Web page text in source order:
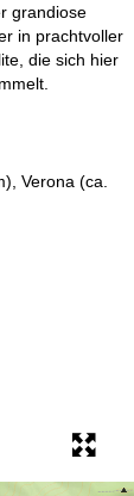
grandiose
in prachtvoller
die sich hier
Verona (ca.